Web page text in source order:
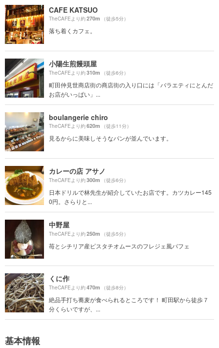
CAFE KATSUO
TheCAFEより約270m （徒歩5分）
落ち着くカフェ。
小陽生煎饅頭屋
TheCAFEより約310m （徒歩6分）
町田仲見世商店街の商店街の入り口には「バラエティにとんだ
お店がいっぱい」...
boulangerie chiro
TheCAFEより約620m （徒歩11分）
見るからに美味しそうなパンが並んでいます。
カレーの店 アサノ
TheCAFEより約300m （徒歩6分）
日本ドリルで林先生が紹介していたお店です。カツカレー145
0円。さらりと...
中野屋
TheCAFEより約250m （徒歩5分）
苺とシチリア産ピスタチオムースのフレジェ風パフェ
くに作
TheCAFEより約470m （徒歩8分）
絶品手打ち蕎麦が食べられるところです！ 町田駅から徒歩７
分くらいですが、...
基本情報